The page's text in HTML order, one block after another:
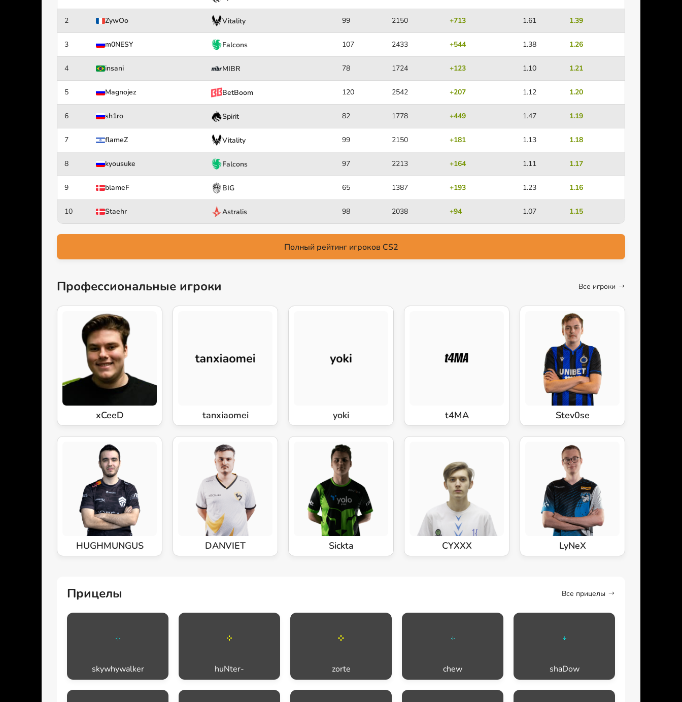
2 ZywOo Vitality 99 2150 +713 1.61 1.39
3 m0NESY Falcons 107 2433 +544 1.38 1.26
4 insani MIBR 78 1724 +123 1.10 1.21
5 Magnojez BetBoom 120 2542 +207 1.12 1.20
6 sh1ro Spirit 82 1778 +449 1.47 1.19
7 flameZ Vitality 99 2150 +181 1.13 1.18
8 kyousuke Falcons 97 2213 +164 1.11 1.17
9 blameF BIG 65 1387 +193 1.23 1.16
10 Staehr Astralis 98 2038 +94 1.07 1.15
Полный рейтинг игроков CS2
Профессиональные игроки Все игроки
xCeeD tanxiaomei yoki t4MA Stev0se
HUGHMUNGUS DANVIET Sickta CYXXX LyNeX
Прицелы Все прицелы
skywhywalker huNter- zorte chew shaDow